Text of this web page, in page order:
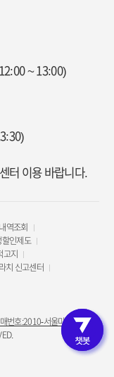
고객인증
~ 13:00)
터 이용 바랍니다.
역조회
할인제도
고지
치 신고센터
번호:2010-서울마포-3953